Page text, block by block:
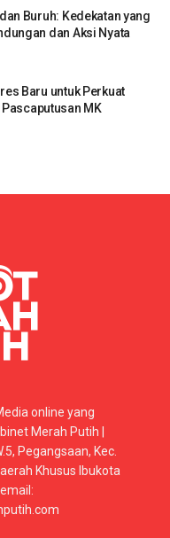
Buruh: Kedekatan yang
dan Aksi Nyata
Baru untuk Perkuat
MK
online yang
Merah Putih |
Pegangsaan, Kec.
Khusus Ibukota